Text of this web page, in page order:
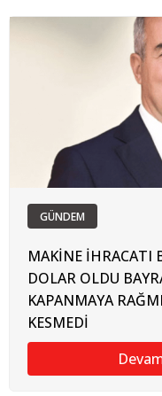
GÜNDEM
MAKİNE İHRACATI
DOLAR OLDU
KAPANMAYA
KESMEDİ